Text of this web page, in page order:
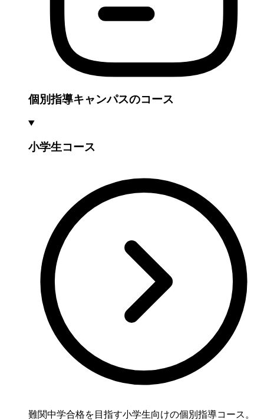
個別指導キャンパスのコース
小学生コース
難関中学合格を目指す小学生向けの個別指導コース。